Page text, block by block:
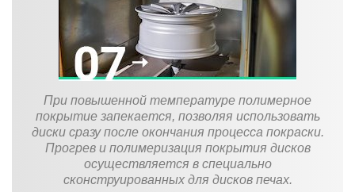
При повышенной температуре полимерное
покрытие запекается, позволяя использовать
диски сразу после окончания процесса покраски.
Прогрев и полимеризация покрытия дисков
осуществляется в специально
сконструированных для дисков печах.